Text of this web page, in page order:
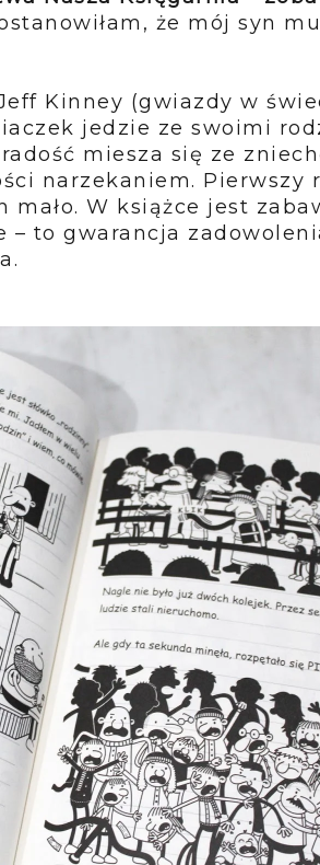
że mój syn
Kinney (gwiazdy w
jedzie ze swoimi
miesza się ze
narzekaniem. Pierwszy
W książce jest
– to gwarancja